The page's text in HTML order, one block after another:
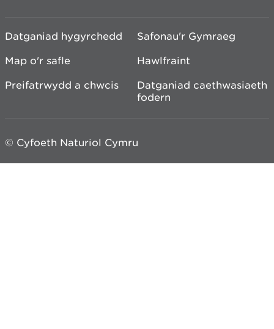
Datganiad hygyrchedd
Safonau'r Gymraeg
Map o'r safle
Hawlfraint
Preifatrwydd a chwcis
Datganiad caethwasiaeth
fodern
© Cyfoeth Naturiol Cymru